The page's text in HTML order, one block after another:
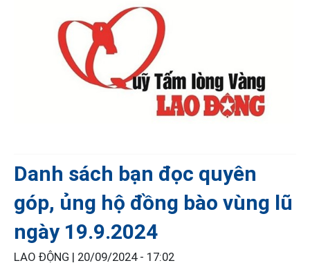
Danh sách bạn đọc quyên
góp, ủng hộ đồng bào vùng lũ
ngày 19.9.2024
LAO ĐỘNG | 20/09/2024 - 17:02